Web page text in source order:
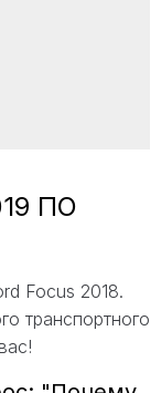
ПО
Focus 2018.
транспортного